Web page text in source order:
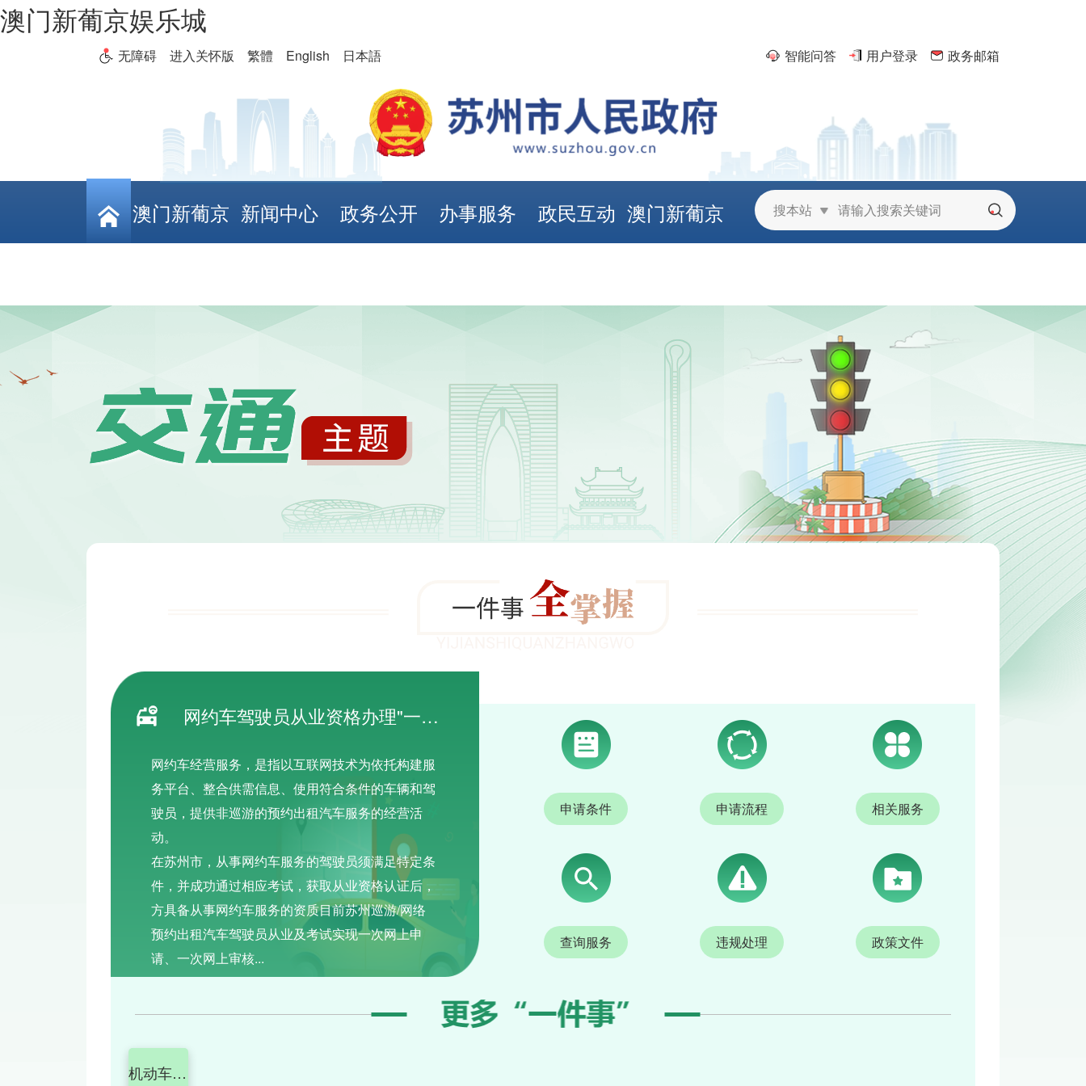
澳门新葡京娱乐城
无障碍 进入关怀版 繁體 English 日本語 智能问答 用户登录 政务邮箱
搜本站
澳门新葡京 新闻中心 政务公开 办事服务 政民互动 澳门新葡京
网约车驾驶员从业资格办理"一件事"
网约车经营服务，是指以互联网技术为依托构建服
务平台、整合供需信息、使用符合条件的车辆和驾
驶员，提供非巡游的预约出租汽车服务的经营活
动。
在苏州市，从事网约车服务的驾驶员须满足特定条
件，并成功通过相应考试，获取从业资格认证后，
方具备从事网约车服务的资质目前苏州巡游/网络
预约出租汽车驾驶员从业及考试实现一次网上申
请、一次网上审核...
申请条件 申请流程 相关服务
查询服务 违规处理 政策文件
机动车注册登记（新车上牌）